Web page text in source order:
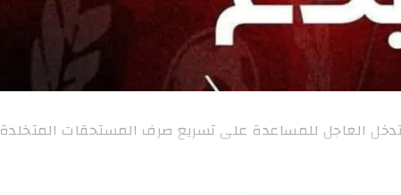
العاجل للمساعدة على تسريع صرف المستحقات المتخلدة